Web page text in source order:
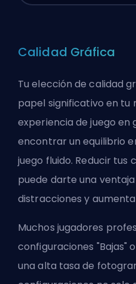
Calidad Gráfica
Tu elección de calidad
papel significativo en tu
experiencia de juego en
encontrar un equilibrio
juego fluido. Reducir tus
puede darte una
distracciones y
Muchos jugadores
configuraciones "Bajas"
una alta tasa de